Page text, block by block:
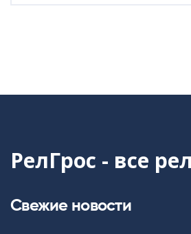
РелГрос - все
Свежие новости